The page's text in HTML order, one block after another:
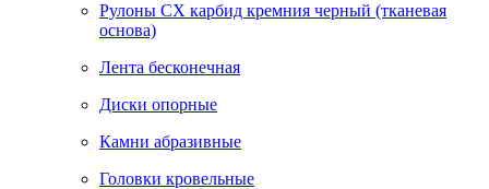
Рулоны CX карбид кремния черный (тканевая
основа)
Лента бесконечная
Диски опорные
Камни абразивные
Головки кровельные